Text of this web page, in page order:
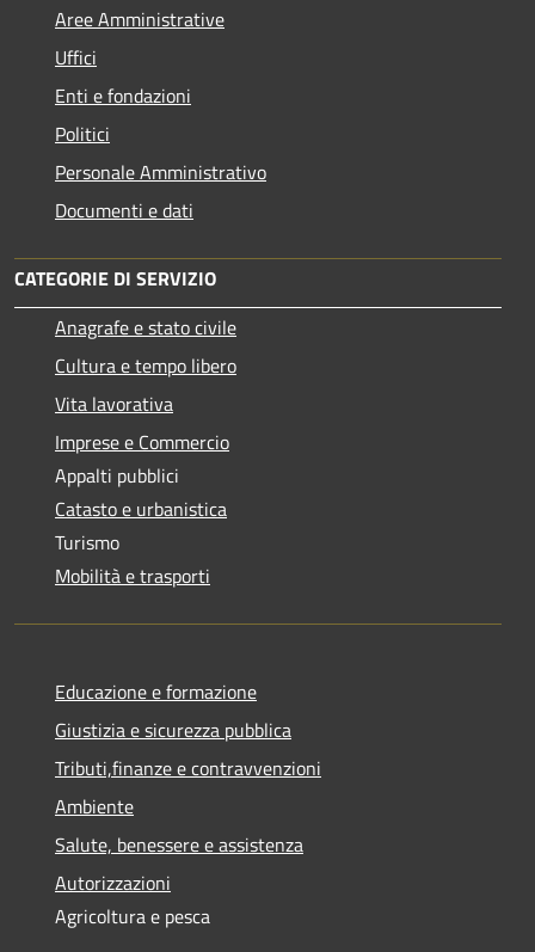
Aree Amministrative
Uffici
Enti e fondazioni
Politici
Personale Amministrativo
Documenti e dati
CATEGORIE DI SERVIZIO
Anagrafe e stato civile
Cultura e tempo libero
Vita lavorativa
Imprese e Commercio
Appalti pubblici
Catasto e urbanistica
Turismo
Mobilità e trasporti
Educazione e formazione
Giustizia e sicurezza pubblica
Tributi,finanze e contravvenzioni
Ambiente
Salute, benessere e assistenza
Autorizzazioni
Agricoltura e pesca